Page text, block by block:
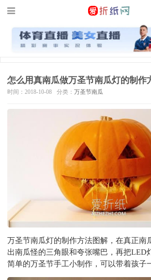
怎么用真南瓜做万圣节南瓜灯的制作
时间：2018-10-08 分类： 万圣节南瓜
万圣节南瓜灯的制作方法图解，在真正南
出南瓜怪的三角眼和夸张嘴巴，再把LED
简单的万圣节手工小制作，可以带着孩子